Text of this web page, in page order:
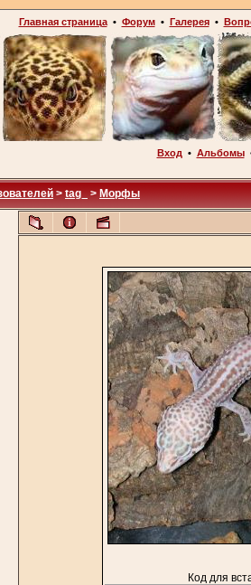
Главная страница• Форум• Галерея•
Вход • Альбомы
> tag_ > Морфы
Код для